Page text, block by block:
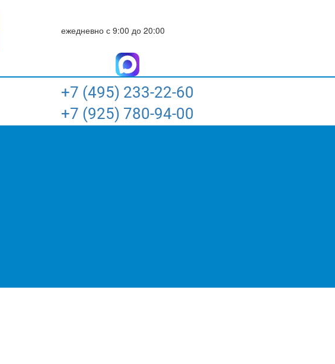
ежедневно с 9:00 до 20:00
+7 (495) 233-22-60
+7 (925) 780-94-00